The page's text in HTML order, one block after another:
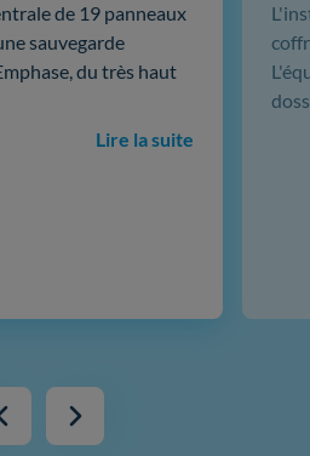
de 19 panneaux
sauvegarde
du très haut
Lire la suite